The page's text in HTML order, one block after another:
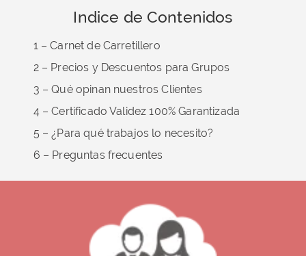
Indice de Contenidos
1 – Carnet de Carretillero
2 – Precios y Descuentos para Grupos
3 – Qué opinan nuestros Clientes
4 – Certificado Validez 100% Garantizada
5 – ¿Para qué trabajos lo necesito?
6 – Preguntas frecuentes